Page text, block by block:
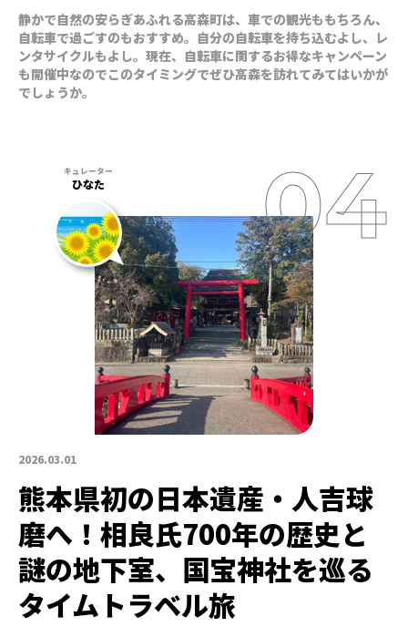
静かで自然の安らぎあふれる高森町は、車での観光ももちろん、
自転車で過ごすのもおすすめ。自分の自転車を持ち込むよし、レ
ンタサイクルもよし。現在、自転車に関するお得なキャンペーン
も開催中なのでこのタイミングでぜひ高森を訪れてみてはいかが
でしょうか。
2026.03.01
ひなた
熊本県初の日本遺産・人吉球
磨へ！相良氏700年の歴史と
謎の地下室、国宝神社を巡る
タイムトラベル旅